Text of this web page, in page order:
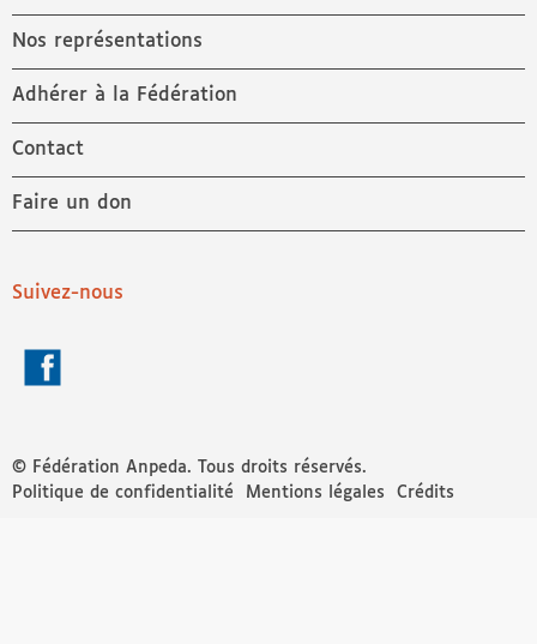
Nos représentations
Adhérer à la Fédération
Contact
Faire un don
Suivez-nous
© Fédération Anpeda. Tous droits réservés.
Politique de confidentialité
Mentions légales Crédits